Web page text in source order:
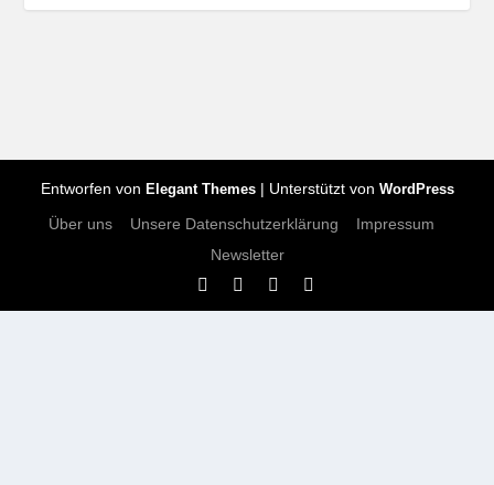
Entworfen von Elegant Themes| Unterstützt von WordPress
Über uns Unsere Datenschutzerklärung
Impressum
Newsletter